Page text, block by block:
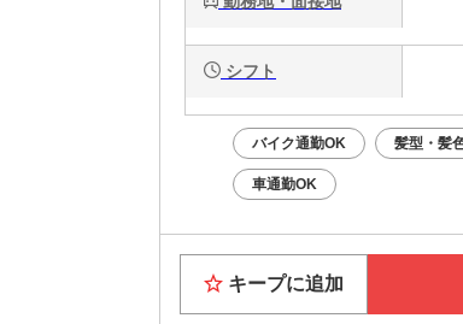
シフト
バイク通勤OK 髪型・髪
車通勤OK
キープに追加